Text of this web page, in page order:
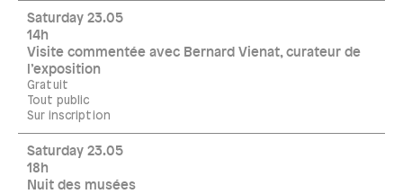
Saturday 23.05
14h
Visite commentée avec Bernard Vienat, curateur de
l’exposition
Gratuit
Tout public
Sur inscription
Saturday 23.05
18h
Nuit des musées